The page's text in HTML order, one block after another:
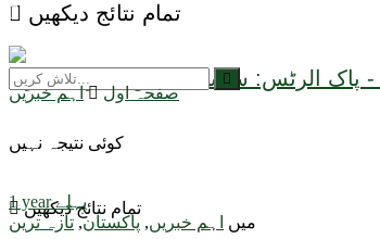
تمام نتائج دیکھیں
کوئی نتیجہ نہیں
تمام نتائج دیکھیں
صفحہ اول اہم خبریں
1 year پہلے
میں
اہم خبریں, پاکستان, تازہ ترین